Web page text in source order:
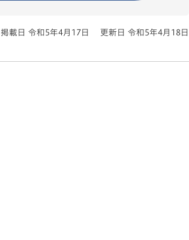
掲載日 令和5年4月17日 更新日 令和5年4月18日